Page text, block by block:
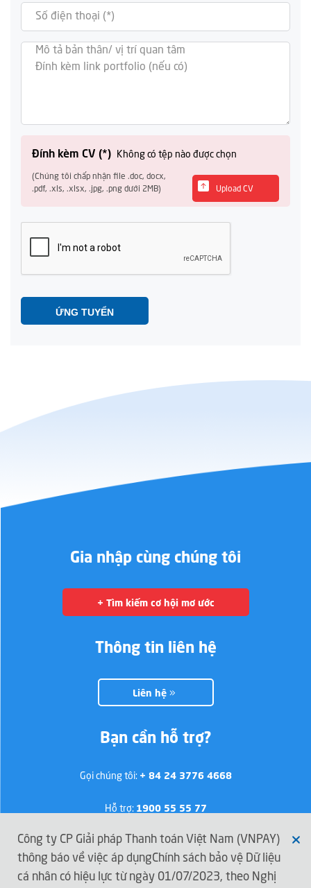
Đính kèm CV (*) Không có tệp nào được chọn
Upload CV
(Chúng tôi chấp nhận file .doc, docx,
.pdf, .xls, .xlsx, .jpg, .png dưới 2MB)
ỨNG TUYỂN
Gia nhập cùng chúng tôi
+ Tìm kiếm cơ hội mơ ước
Thông tin liên hệ
Liên hệ
Bạn cần hỗ trợ?
Gọi chúng tôi: + 84 24 3776 4668
Hỗ trợ: 1900 55 55 77
Kết nối với VNPAY
Công ty CP Giải pháp Thanh toán Việt Nam (VNPAY)
thông báo về việc áp dụngChính sách bảo vệ Dữ liệu
cá nhân có hiệu lực từ ngày 01/07/2023, theo Nghị